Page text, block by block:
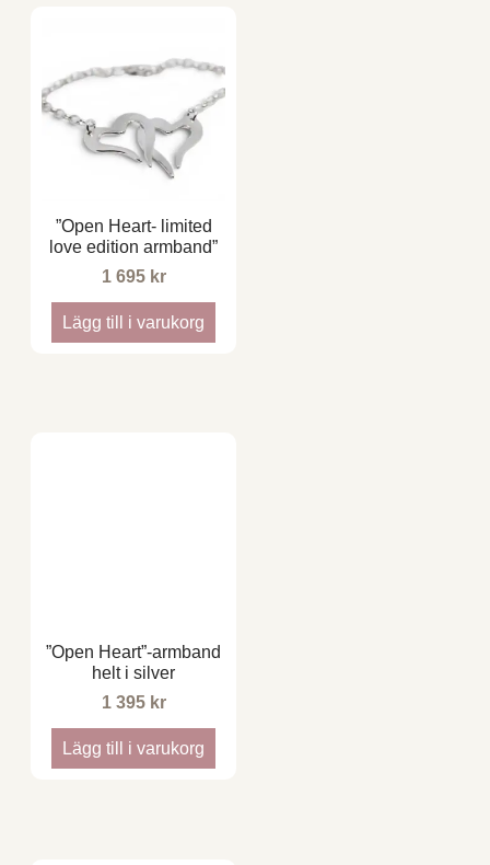
”Open Heart- limited
love edition armband”
1 695 kr
Lägg till i varukorg
”Open Heart”-armband
helt i silver
1 395 kr
Lägg till i varukorg